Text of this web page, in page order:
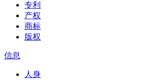
专利
产权
商标
版权
信息
人身